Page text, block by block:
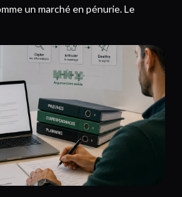
un marché en pénurie. Le